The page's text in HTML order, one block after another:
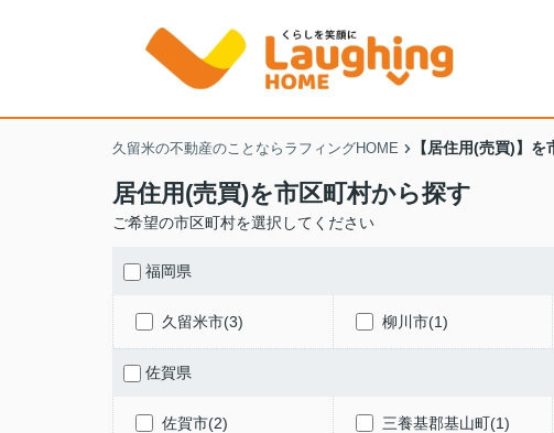
久留米の不動産のことならラフィングHOME 【居住用(売買)】
居住用(売買)を市区町村から探す
ご希望の市区町村を選択してください
福岡県
久留米市(3) 柳川市(1)
佐賀県
佐賀市(2) 三養基郡基山町(1)